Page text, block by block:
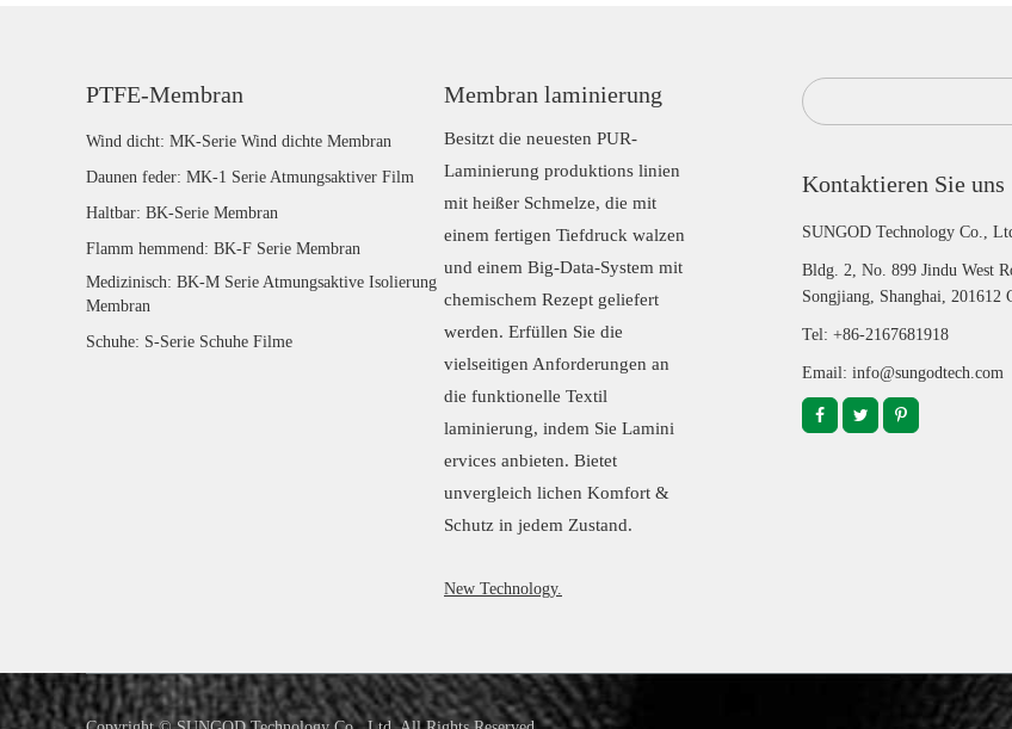
PTFE-Membran
Wind dicht: MK-Serie Wind dichte Membran
Daunen feder: MK-1 Serie Atmungsaktiver Film
Haltbar: BK-Serie Membran
Flamm hemmend: BK-F Serie Membran
Medizinisch: BK-M Serie Atmungsaktive Isolierung
Membran
Schuhe: S-Serie Schuhe Filme
Membran laminierung
Besitzt die neuesten PUR-
Laminierung produktions linien
mit heißer Schmelze, die mit
einem fertigen Tiefdruck walzen
und einem Big-Data-System mit
chemischem Rezept geliefert
werden. Erfüllen Sie die
vielseitigen Anforderungen an
die funktionelle Textil
laminierung, indem Sie Lamini
ervices anbieten. Bietet
unvergleich lichen Komfort &
Schutz in jedem Zustand.
New Technology.
Kontaktieren Sie uns
SUNGOD Technology Co.,
Bldg. 2, No. 899 Jindu West
Songjiang, Shanghai, 201612
Tel: +86-2167681918
Email: info@sungodtech.com